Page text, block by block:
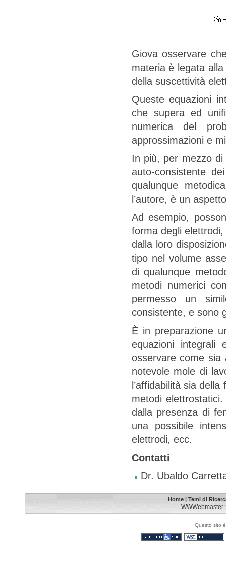
Giova osservare
materia è legata
della suscettività
Queste equazioni
che supera ed
numerica del
approssimazioni e
In più, per mezzo di
auto-consistente
qualunque
l’autore, è un
Ad esempio,
forma degli elettrodi,
dalla loro
tipo nel volume
di qualunque
metodi numerici
permesso un
consistente, e sono
È in preparazione
equazioni
osservare come sia
notevole mole di
l’affidabilità sia
metodi
dalla presenza di
una possibile
elettrodi, ecc.
Contatti
Dr. Ubaldo
Home| Temi di
WWWebmaster:
Questo sito